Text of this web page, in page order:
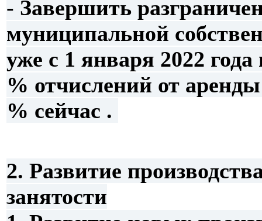
- Завершить
муниципальной
уже с 1 января 2022
% отчислений от
% сейчас .
2. Развитие
занятости